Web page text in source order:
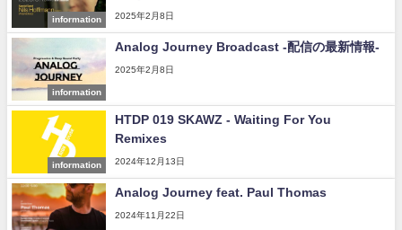
information 2025年2月8日
information
Analog Journey Broadcast -配信の最新情報-
2025年2月8日
information
HTDP 019 SKAWZ - Waiting For You
Remixes
2024年12月13日
Analog Journey feat. Paul Thomas
2024年11月22日